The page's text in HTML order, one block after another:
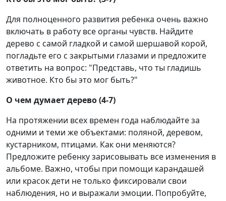
Для полноценного развития ребенка очень важно
включать в работу все органы чувств. Найдите
дерево с самой гладкой и самой шершавой корой,
погладьте его с закрытыми глазами и предложите
ответить на вопрос: "Представь, что ты гладишь
животное. Кто бы это мог быть?"
О чем думает дерево (4-7)
На протяжении всех времен года наблюдайте за
одними и теми же объектами: поляной, деревом,
кустарником, птицами. Как они меняются?
Предложите ребенку зарисовывать все изменения в
альбоме. Важно, чтобы при помощи карандашей
или красок дети не только фиксировали свои
наблюдения, но и выражали эмоции. Попробуйте,